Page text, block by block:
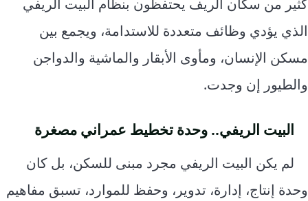
كثير من سكان الريف يحتفظون بنظام البيت الريفي
الذي يؤدي وظائف متعددة للاستدامة، ويجمع بين
مسكن الإنسان، ومأوى الأبقار والماشية والدواجن
والطيور إن وجدت.
البيت الريفي.. وحدة تخطيط عمراني مصغرة
لم يكن البيت الريفي مجرد مبنى للسكن، بل كان
وحدة إنتاج، إدارة، تدوير، وحفظ للموارد، تسبق مفاهيم